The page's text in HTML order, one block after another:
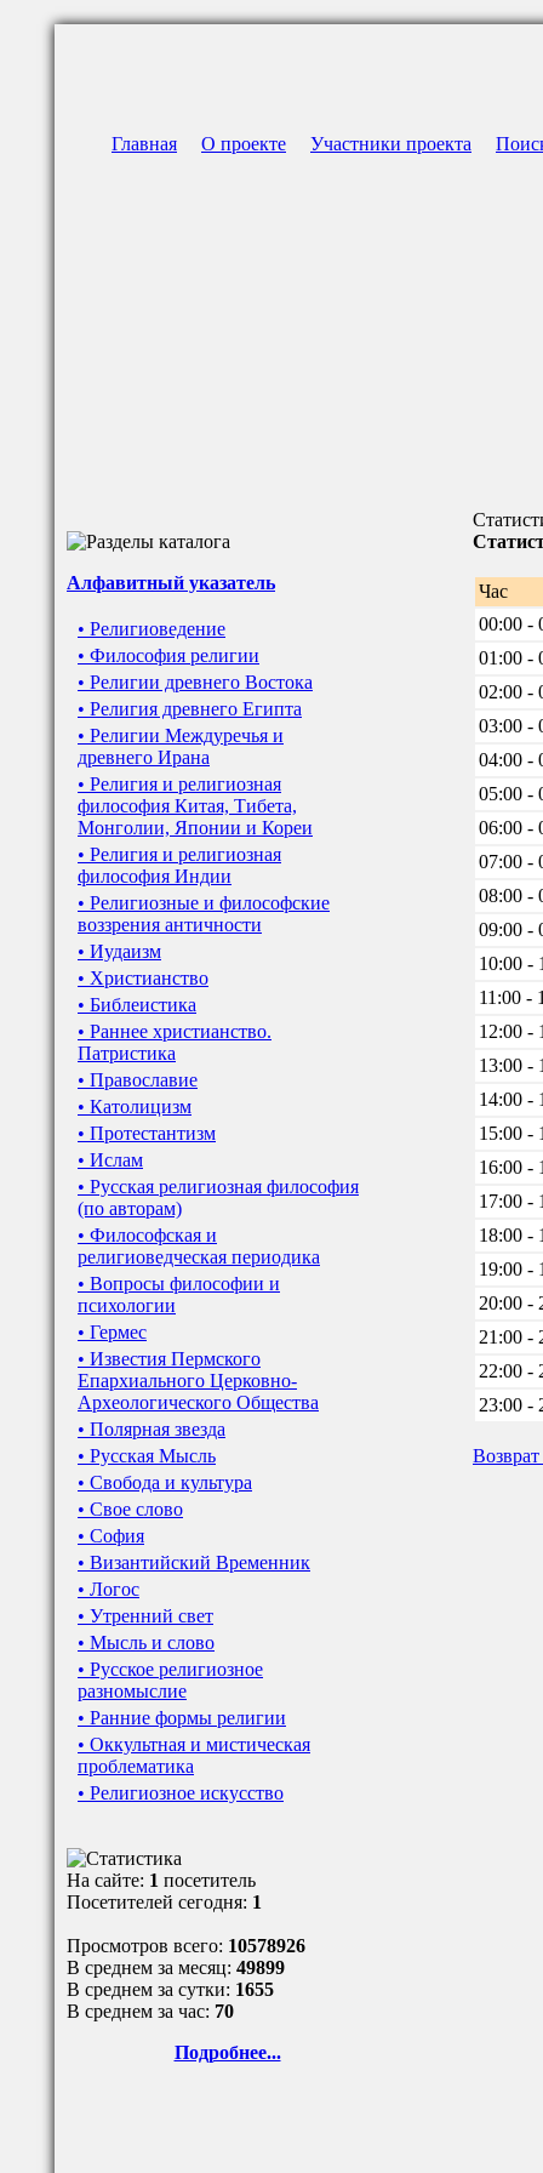
Главная О проекте Участники проекта
Алфавитный указатель
• Религиоведение
• Философия религии
• Религии древнего Востока
• Религия древнего Египта
• Религии Междуречья и
древнего Ирана
• Религия и религиозная
философия Китая, Тибета,
Монголии, Японии и Кореи
• Религия и религиозная
философия Индии
• Религиозные и философские
воззрения античности
• Иудаизм
• Христианство
• Библеистика
• Раннее христианство.
Патристика
• Православие
• Католицизм
• Протестантизм
• Ислам
• Русская религиозная философия
(по авторам)
• Философская и
религиоведческая периодика
• Вопросы философии и
психологии
• Гермес
• Известия Пермского
Епархиального Церковно-
Археологического Общества
• Полярная звезда
• Русская Мысль
• Свобода и культура
• Свое слово
• София
• Византийский Временник
• Логос
• Утренний свет
• Мысль и слово
• Русское религиозное
разномыслие
• Ранние формы религии
• Оккультная и мистическая
проблематика
• Религиозное искусство
На сайте: 1 посетитель
Посетителей сегодня: 1
Просмотров всего: 10578926
В среднем за месяц: 49899
В среднем за сутки: 1655
В среднем за час: 70
Подробнее...
Час
00:00 -
01:00 -
02:00 -
03:00 -
04:00 -
05:00 -
06:00 -
07:00 -
08:00 -
09:00 -
10:00 -
11:00 -
12:00 -
13:00 -
14:00 -
15:00 -
16:00 -
17:00 -
18:00 -
19:00 -
20:00 -
21:00 -
22:00 -
23:00 -
Возврат